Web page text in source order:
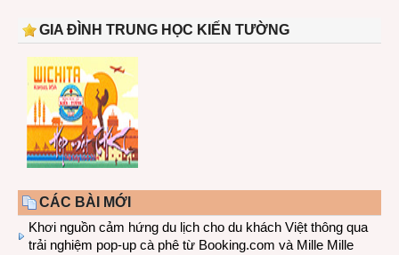
GIA ĐÌNH TRUNG HỌC KIẾN TƯỜNG
CÁC BÀI MỚI
Khơi nguồn cảm hứng du lịch cho du khách Việt thông qua
trải nghiệm pop-up cà phê từ Booking.com và Mille Mille